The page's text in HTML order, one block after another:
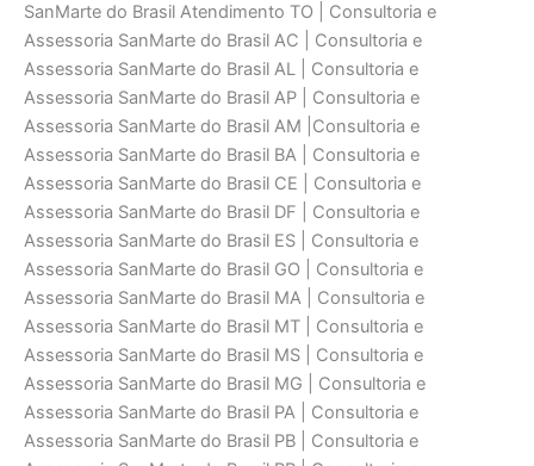
SanMarte do Brasil Atendimento TO | Consultoria e
Assessoria SanMarte do Brasil AC | Consultoria e
Assessoria SanMarte do Brasil AL | Consultoria e
Assessoria SanMarte do Brasil AP | Consultoria e
Assessoria SanMarte do Brasil AM |Consultoria e
Assessoria SanMarte do Brasil BA | Consultoria e
Assessoria SanMarte do Brasil CE | Consultoria e
Assessoria SanMarte do Brasil DF | Consultoria e
Assessoria SanMarte do Brasil ES | Consultoria e
Assessoria SanMarte do Brasil GO | Consultoria e
Assessoria SanMarte do Brasil MA | Consultoria e
Assessoria SanMarte do Brasil MT | Consultoria e
Assessoria SanMarte do Brasil MS | Consultoria e
Assessoria SanMarte do Brasil MG | Consultoria e
Assessoria SanMarte do Brasil PA | Consultoria e
Assessoria SanMarte do Brasil PB | Consultoria e